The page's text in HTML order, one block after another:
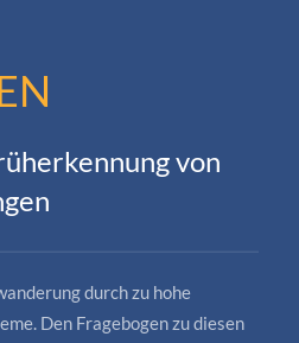
von
durch zu hohe
Den Fragebogen zu diesen